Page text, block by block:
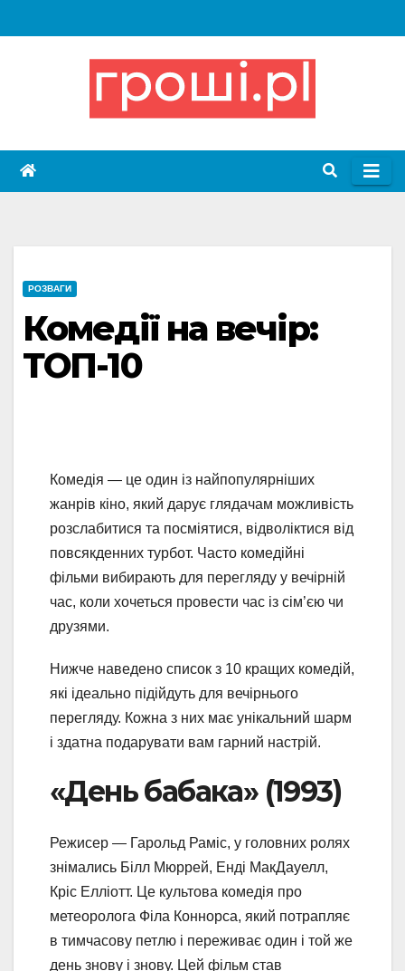
to
РОЗВАГИ
Комедії на вечір:
ТОП-10
Комедія — це один із найпопулярніших
жанрів кіно, який дарує глядачам можливість
розслабитися та посміятися, відволіктися від
повсякденних турбот. Часто комедійні
фільми вибирають для перегляду у вечірній
час, коли хочеться провести час із сім’єю чи
друзями.
Нижче наведено список з 10 кращих комедій,
які ідеально підійдуть для вечірнього
перегляду. Кожна з них має унікальний шарм
і здатна подарувати вам гарний настрій.
«День бабака» (1993)
Режисер — Гарольд Раміс, у головних ролях
знімались Білл Мюррей, Енді МакДауелл,
Кріс Елліотт. Це культова комедія про
метеоролога Філа Коннорса, який потрапляє
в тимчасову петлю і переживає один і той же
день знову і знову. Цей фільм став